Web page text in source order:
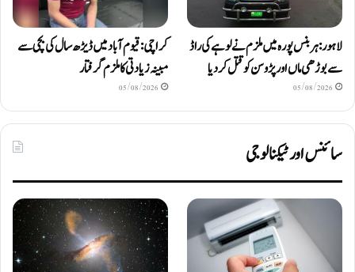
لاہور: ہربنس پورہ میں ملزم نے لوہے کی راڈ
سے بوڑھی ماں اور پڑوسن کو قتل کر دیا
05/08/2026
کراچی: قیوم آباد میں ڈیڑھ سال کی بچی سے
مبینہ زیادتی کا ملزم گرفتار
05/08/2026
سائنس اور ٹیکنالوجی